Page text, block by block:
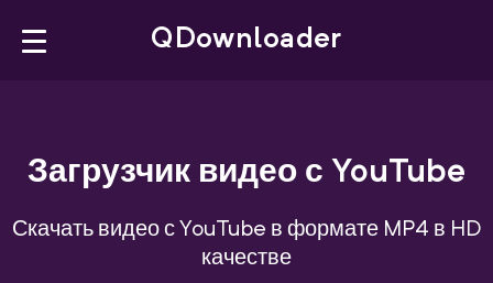
×
YouTube Downloader
YouTube to MP4
QDownloader
Загрузчик видео с YouTube
Скачать видео с YouTube в формате MP4 в HD
качестве